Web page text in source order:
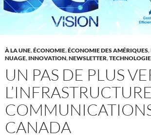
À LA UNE,ÉCONOMIE,ÉCONOMIE DES AMÉRIQUES,
NUAGE, INNOVATION,NEWSLETTER,TECHNOLOGIE
UN PAS DE PLUS
CANADA